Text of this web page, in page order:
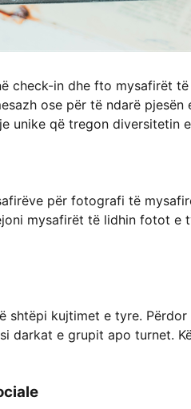
check-in dhe fto mysafirët
ose për të ndarë
unike që tregon diversitetin
për fotografi të
mysafirët të lidhin fotot e
shtëpi kujtimet e tyre.
e grupit apo turnet.